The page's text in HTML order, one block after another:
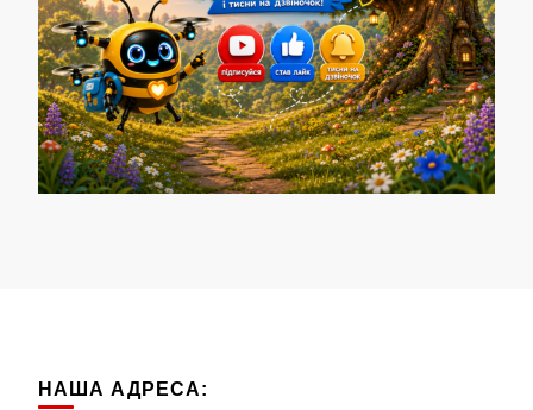
НАША АДРЕСА: